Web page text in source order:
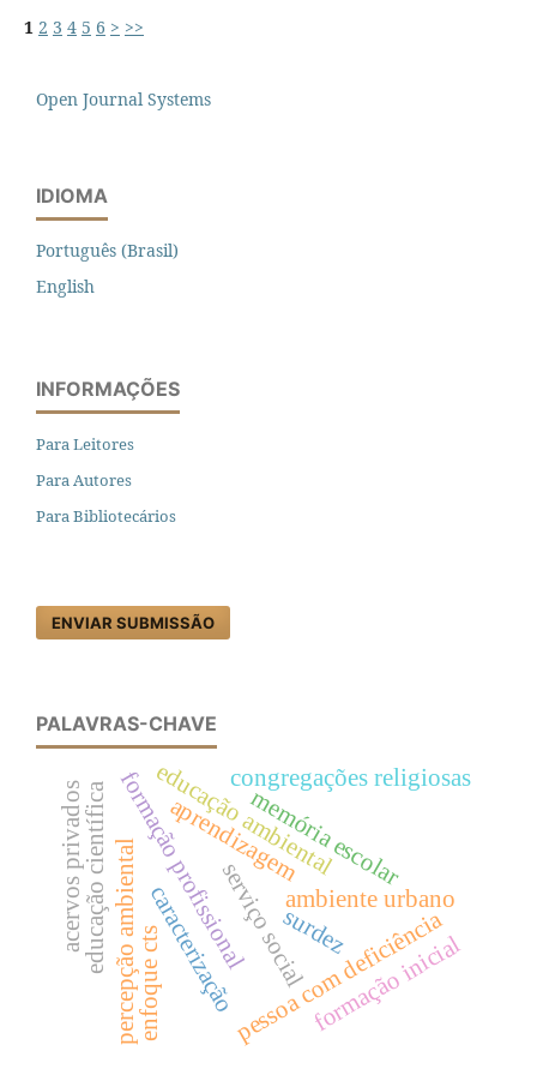
1 2 3 4 5 6 > >>
Open Journal Systems
IDIOMA
Português (Brasil)
English
INFORMAÇÕES
Para Leitores
Para Autores
Para Bibliotecários
ENVIAR SUBMISSÃO
PALAVRAS-CHAVE
pessoa com deficiência
formação profissionalserviço social
percepção ambiental ambiente urbano
educação ambiental
caracterização
educação científica
enfoque cts
memória escolar
acervos privados
congregações religiosas
formação inicial
surdez
aprendizagem